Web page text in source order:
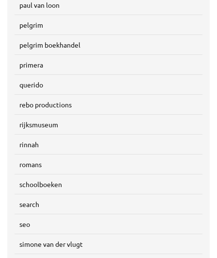
paul van loon
pelgrim
pelgrim boekhandel
primera
querido
rebo productions
rijksmuseum
rinnah
romans
schoolboeken
search
seo
simone van der vlugt